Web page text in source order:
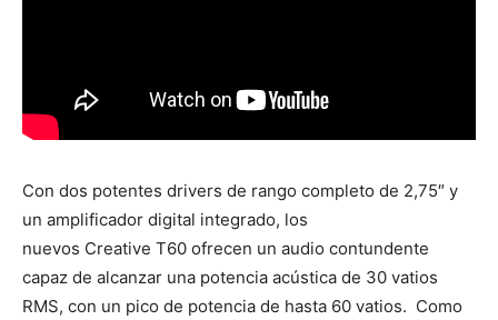
Con dos potentes drivers de rango completo de 2,75″ y
un amplificador digital integrado, los
nuevos Creative T60 ofrecen un audio contundente
capaz de alcanzar una potencia acústica de 30 vatios
RMS, con un pico de potencia de hasta 60 vatios. Como